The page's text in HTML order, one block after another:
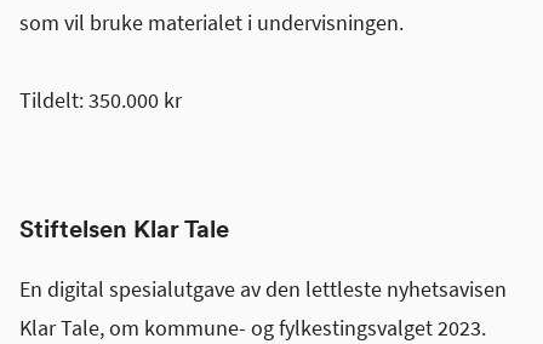
som vil bruke materialet i undervisningen.
Tildelt: 350.000 kr
Stiftelsen Klar Tale
En digital spesialutgave av den lettleste nyhetsavisen
Klar Tale, om kommune- og fylkestingsvalget 2023.